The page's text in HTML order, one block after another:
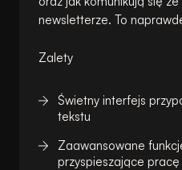
newsletterze. To
Zalety
Świetny interfejs
tekstu
Zaawansowane
przyspieszające pracę